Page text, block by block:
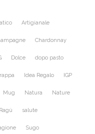
Artigianale
Chardonnay
Dolce dopo pasto
Idea Regalo IGP
Mug Natura Nature
Ragù salute
Sugo